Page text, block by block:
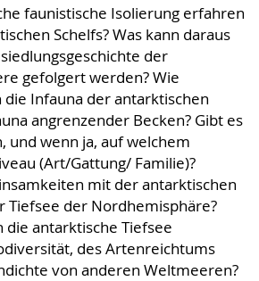
faunistische Isolierung erfahren
Schelfs? Was kann daraus
der
gefolgert werden? Wie
Infauna der antarktischen
angrenzender Becken? Gibt es
und wenn ja, auf welchem
(Art/Gattung/ Familie)?
mit der antarktischen
Tiefsee der Nordhemisphäre?
die antarktische Tiefsee
des Artenreichtums
von anderen Weltmeeren?